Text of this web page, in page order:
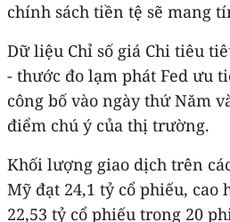
chính sách tiền tệ sẽ mang
Dữ liệu Chỉ số giá Chi tiêu
- thước đo lạm phát Fed ưu
công bố vào ngày thứ Năm
điểm chú ý của thị trường.
Khối lượng giao dịch trên
Mỹ đạt 24,1 tỷ cổ phiếu,
22,53 tỷ cổ phiếu trong 20